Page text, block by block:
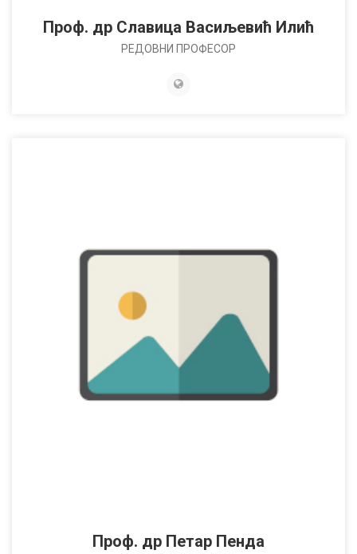
Проф. др Славица Васиљевић Илић
РЕДОВНИ ПРОФЕСОР
Проф. др Петар Пенда